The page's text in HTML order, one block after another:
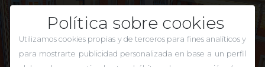
Política sobre cookies
Utilizamos cookies propias y de terceros para fines analíticos y
para mostrarte publicidad personalizada en base a un perfil